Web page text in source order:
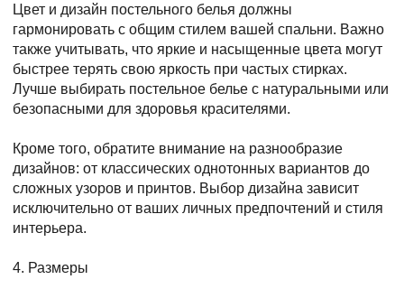
Цвет и дизайн постельного белья должны
гармонировать с общим стилем вашей спальни. Важно
также учитывать, что яркие и насыщенные цвета могут
быстрее терять свою яркость при частых стирках.
Лучше выбирать постельное белье с натуральными или
безопасными для здоровья красителями.
Кроме того, обратите внимание на разнообразие
дизайнов: от классических однотонных вариантов до
сложных узоров и принтов. Выбор дизайна зависит
исключительно от ваших личных предпочтений и стиля
интерьера.
4. Размеры